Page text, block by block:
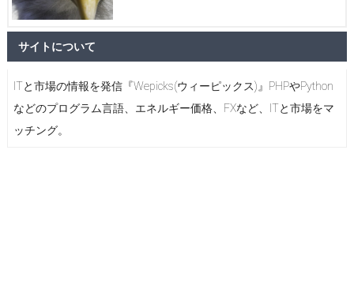
サイトについて
ITと市場の情報を発信『Wepicks(ウィーピックス)』PHPやPython
などのプログラム言語、エネルギー価格、FXなど、ITと市場をマ
ッチング。